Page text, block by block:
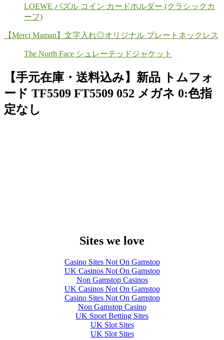
LOEWE パズル コイン カードホルダー (クラシックカ
ーフ)
【Merci Maman】文字入れ◎オリジナル プレートネックレス
The North Face シュレーテッドジャケット
【手元在庫・送料込み】新品 トムフォ
ード TF5509 FT5509 052 メガネ 0:色指
定なし
Sites we love
Casino Sites Not On Gamstop
UK Casinos Not On Gamstop
Non Gamstop Casinos
UK Casinos Not On Gamstop
Casino Sites Not On Gamstop
Non Gamstop Casino
UK Sport Betting Sites
UK Slot Sites
UK Slot Sites